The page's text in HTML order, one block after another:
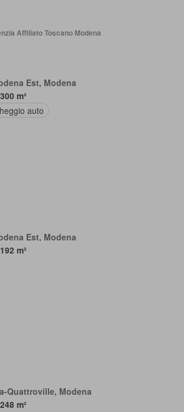
Affiliato Toscano Modena
Est, Modena
300 m²
auto
Est, Modena
192 m²
Quattroville, Modena
248 m²